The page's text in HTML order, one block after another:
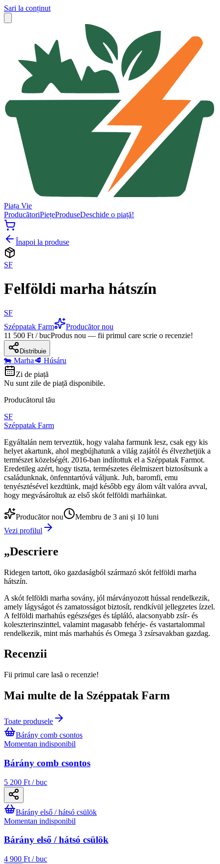
Sari la conținut
Piața Vie
ProducătoriPiețeProduseDeschide o piață!
Înapoi la produse
SF
Felföldi marha hátszín
SF
Széppatak Farm
Producător nou
11 500 Ft / bucProdus nou — fii primul care scrie o recenzie!
Distribuie
🐄 Marha🥩 Húsáru
Zi de piață
Nu sunt zile de piață disponibile.
Producătorul tău
SF
Széppatak Farm
Egyáltalán nem terveztük, hogy valaha farmunk lesz, csak egy kis
helyet akartunk, ahol megbújhatunk a világ zajától és élvezhetjük a
természet közelségét. 2016-ban indítottuk el a Széppatak Farmot.
Eredetileg azért, hogy tiszta, természetes élelmiszert biztosítsunk a
családunknak, önfenntartóvá váljunk. Juh, baromfi, emu
tenyésztésével kezdtünk, majd később egy álom vált valóra avval,
hogy megvásároltuk az első skót felföldi marháinkat.
Producător nou
Membru de 3 ani și 10 luni
Vezi profilul
„Descriere
Ridegen tartott, öko gazdaságból származó skót felföldi marha
hátszín.
A skót felföldi marha sovány, jól márványozott hússal rendelkezik,
amely lágyságot és zamatosságot biztosít, rendkívül jellegzetes ízzel.
A felföldi marhahús egészséges és tápláló, alacsonyabb zsír- és
koleszterinszinttel, valamint magasabb fehérje- és vastartalommal
rendelkezik, mint más marhahús és Omega 3 zsírsavakban gazdag.
Recenzii
Fii primul care lasă o recenzie!
Mai multe de la Széppatak Farm
Toate produsele
Bárány comb csontos
Momentan indisponibil
Bárány comb csontos
5 200 Ft / buc
Bárány első / hátsó csülök
Momentan indisponibil
Bárány első / hátsó csülök
4 900 Ft / buc